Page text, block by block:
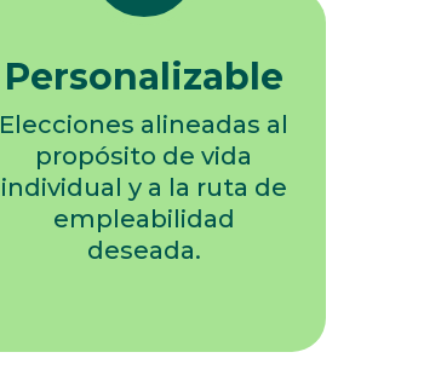
Personalizable
Elecciones alineadas al
propósito de vida
individual y a la ruta de
empleabilidad
deseada.